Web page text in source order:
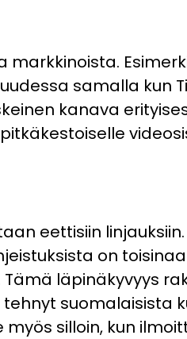
samalla kun
kanava
eettisiin
on
läpinäkyvyys
suomalaisista
silloin, kun